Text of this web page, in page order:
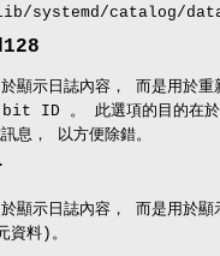
systemd/catalog/
顯示日誌內容， 而是用於重
ID 。 此選項的目的在於
息， 以方便除錯。
顯示日誌內容， 而是用於顯
資料)。